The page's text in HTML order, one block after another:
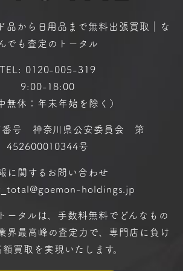
品から日用品まで無料出張買取｜な
でも査定のトータル
TEL: 0120-005-319
9:00-18:00
無休：年末年始を除く）
番号 神奈川県公安委員会 第
452600010344号
に関するお問い合わせ
holdings.jp
ータルは、手数料無料で どんなもの
界最高峰の査定力で、専門店に 負け
額買取を実現いたします。